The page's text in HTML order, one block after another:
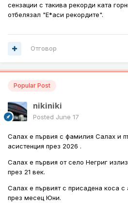
сензации с такива рекорди ката
отбелязал "Е*аси рекордите".
Отговор
Popular Post
nikiniki
Posted June 17
Салах е първия с фамилия Салах и
асистенция през 2026 .
Салах е първия от село Негриг
през 21 век.
Салах е първият с присадена коса с
през месец Юни.